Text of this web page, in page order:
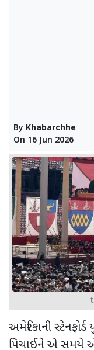
By Khabarchhe
On 16 Jun 2026
અમેરિકાની
પિચાઈને એ સમયે